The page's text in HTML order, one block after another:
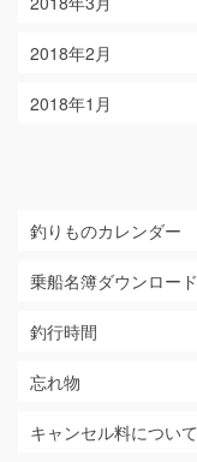
2018年2月
2018年1月
釣りものカレンダー
乗船名簿ダウンロード
釣行時間
忘れ物
キャンセル料について